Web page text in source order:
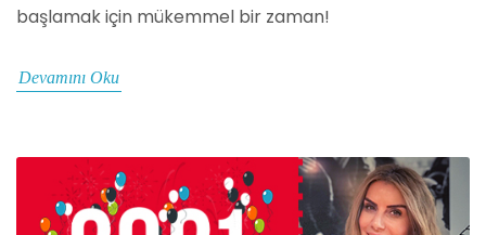
başlamak için mükemmel bir zaman!
Devamını Oku